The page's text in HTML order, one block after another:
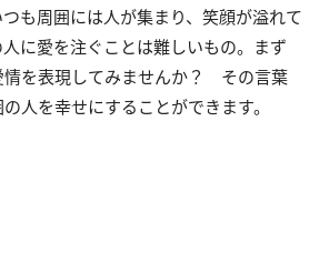
も周囲には人が集まり、笑顔が溢れて
に愛を注ぐことは難しいもの。まず
情を表現してみませんか？ その言葉
人を幸せにすることができます。